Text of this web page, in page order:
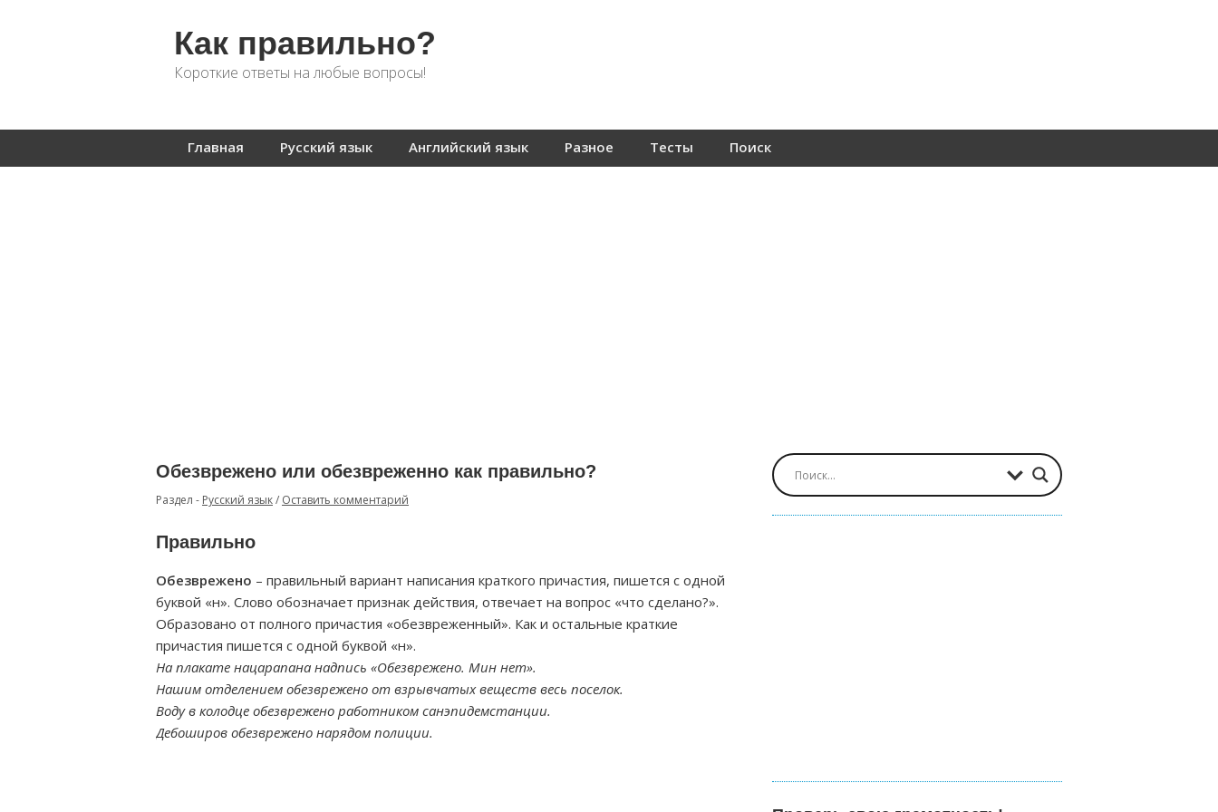
Как правильно?
Короткие ответы на любые вопросы!
Главная Русский язык Английский язык Разное Тесты Поиск
Обезврежено или обезвреженно как правильно?
Раздел - Русский язык/ Оставить комментарий
Правильно
Обезврежено – правильный вариант написания краткого причастия, пишется с одной
буквой «н». Слово обозначает признак действия, отвечает на вопрос «что сделано?».
Образовано от полного причастия «обезвреженный». Как и остальные краткие
причастия пишется с одной буквой «н».
На плакате нацарапана надпись «Обезврежено. Мин нет».
Нашим отделением обезврежено от взрывчатых веществ весь поселок.
Воду в колодце обезврежено работником санэпидемстанции.
Дебоширов обезврежено нарядом полиции.